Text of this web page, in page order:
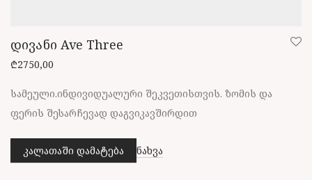
დივანი Ave Three
₾2750,00
სამეული.ინდივიდუალური შეკვეთისთვის. ზომის და
ფერის შესარჩევად დაგვიკავშირდით
კალათაში დამატება ნახვა